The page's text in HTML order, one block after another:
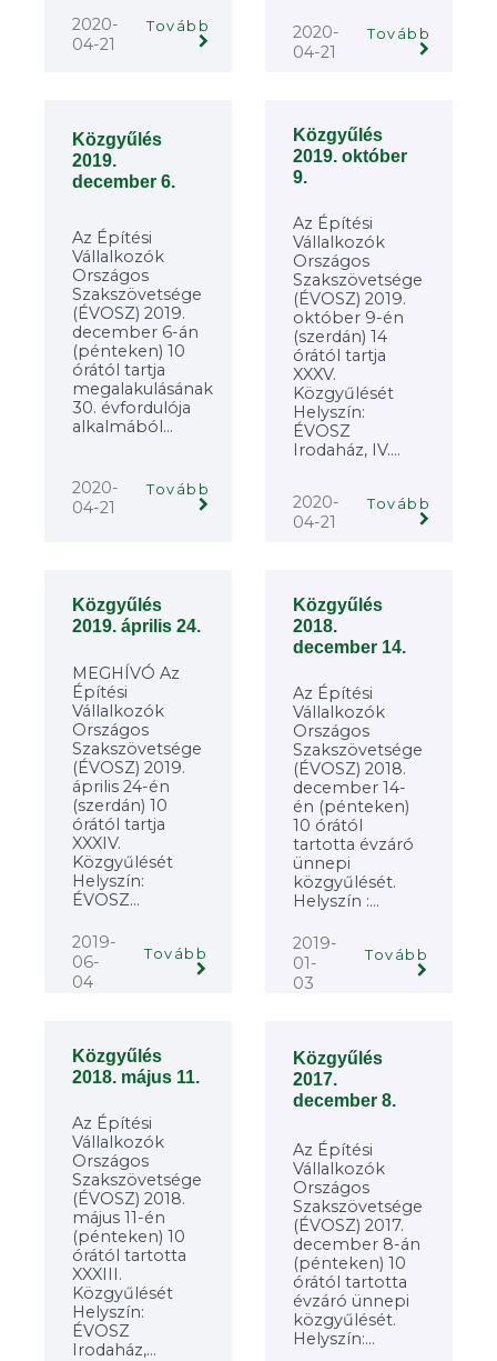
2020-
04-21
Tovább
2020-
04-21
Tovább
Közgyűlés
2019.
december 6.
Az Építési
Vállalkozók
Országos
Szakszövetsége
(ÉVOSZ) 2019.
december 6-án
(pénteken) 10
órától tartja
megalakulásának
30. évfordulója
alkalmából...
2020-
04-21
Tovább
Közgyűlés
2019. október
9.
Az Építési
Vállalkozók
Országos
Szakszövetsége
(ÉVOSZ) 2019.
október 9-én
(szerdán) 14
órától tartja
XXXV.
Közgyűlését
Helyszín:
ÉVOSZ
Irodaház, IV....
2020-
04-21
Tovább
Közgyűlés
2019. április 24.
MEGHÍVÓ Az
Építési
Vállalkozók
Országos
Szakszövetsége
(ÉVOSZ) 2019.
április 24-én
(szerdán) 10
órától tartja
XXXIV.
Közgyűlését
Helyszín:
ÉVOSZ...
2019-
06-
04
Tovább
Közgyűlés
2018.
december 14.
Az Építési
Vállalkozók
Országos
Szakszövetsége
(ÉVOSZ) 2018.
december 14-
én (pénteken)
10 órától
tartotta évzáró
ünnepi
közgyűlését.
Helyszín :...
2019-
01-
03
Tovább
Közgyűlés
2018. május 11.
Az Építési
Vállalkozók
Országos
Szakszövetsége
(ÉVOSZ) 2018.
május 11-én
(pénteken) 10
órától tartotta
XXXIII.
Közgyűlését
Helyszín:
ÉVOSZ
Irodaház,...
Közgyűlés
2017.
december 8.
Az Építési
Vállalkozók
Országos
Szakszövetsége
(ÉVOSZ) 2017.
december 8-án
(pénteken) 10
órától tartotta
évzáró ünnepi
közgyűlését.
Helyszín:...